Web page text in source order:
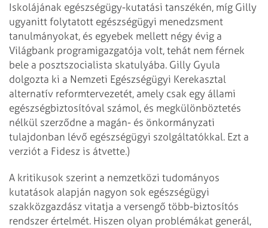
Iskolájának egészségügy-kutatási tanszékén, míg Gilly
ugyanitt folytatott egészségügyi menedzsment
tanulmányokat, és egyebek mellett négy évig a
Világbank programigazgatója volt, tehát nem férnek
bele a posztszocialista skatulyába. Gilly Gyula
dolgozta ki a Nemzeti Egészségügyi Kerekasztal
alternatív reformtervezetét, amely csak egy állami
egészségbiztosítóval számol, és megkülönböztetés
nélkül szerződne a magán- és önkormányzati
tulajdonban lévő egészségügyi szolgáltatókkal. Ezt a
verziót a Fidesz is átvette.)
A kritikusok szerint a nemzetközi tudományos
kutatások alapján nagyon sok egészségügyi
szakközgazdász vitatja a versengő több-biztosítós
rendszer értelmét. Hiszen olyan problémákat generál,